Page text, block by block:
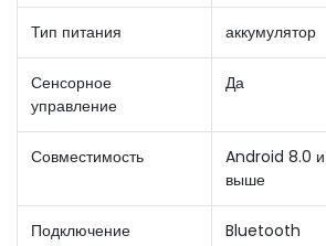
Тип питания аккумулятор
Сенсорное
управление
Да
Совместимость
Android 8.0
выше
Подключение Bluetooth